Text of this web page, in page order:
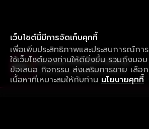
เว็บไซต์นี้มีการจัดเก็บคุกกี้
เพื่อเพิ่มประสิทธิภาพและประสบการณ์การ
ใช้เว็บไซต์ของท่านให้ดียิ่งขึ้น รวมถึงมอบ
ข้อเสนอ กิจกรรม ส่งเสริมการขาย เลือก
เนื้อหาที่เหมาะสมให้กับท่าน นโยบายคุกกี้
ใช้งานแอป ลื่นไหลกว่า ไม่มีสะดุด
ดาวน์โหลดแอปเพื่อการรับชมที่ดีกว่า